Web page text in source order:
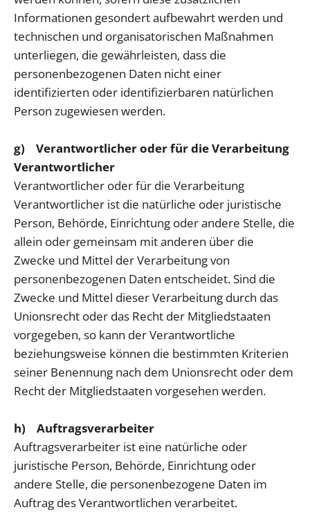
Informationen gesondert aufbewahrt werden und
technischen und organisatorischen Maßnahmen
unterliegen, die gewährleisten, dass die
personenbezogenen Daten nicht einer
identifizierten oder identifizierbaren natürlichen
Person zugewiesen werden.
g) Verantwortlicher oder für die Verarbeitung
Verantwortlicher
Verantwortlicher oder für die Verarbeitung
Verantwortlicher ist die natürliche oder juristische
Person, Behörde, Einrichtung oder andere Stelle, die
allein oder gemeinsam mit anderen über die
Zwecke und Mittel der Verarbeitung von
personenbezogenen Daten entscheidet. Sind die
Zwecke und Mittel dieser Verarbeitung durch das
Unionsrecht oder das Recht der Mitgliedstaaten
vorgegeben, so kann der Verantwortliche
beziehungsweise können die bestimmten Kriterien
seiner Benennung nach dem Unionsrecht oder dem
Recht der Mitgliedstaaten vorgesehen werden.
h) Auftragsverarbeiter
Auftragsverarbeiter ist eine natürliche oder
juristische Person, Behörde, Einrichtung oder
andere Stelle, die personenbezogene Daten im
Auftrag des Verantwortlichen verarbeitet.